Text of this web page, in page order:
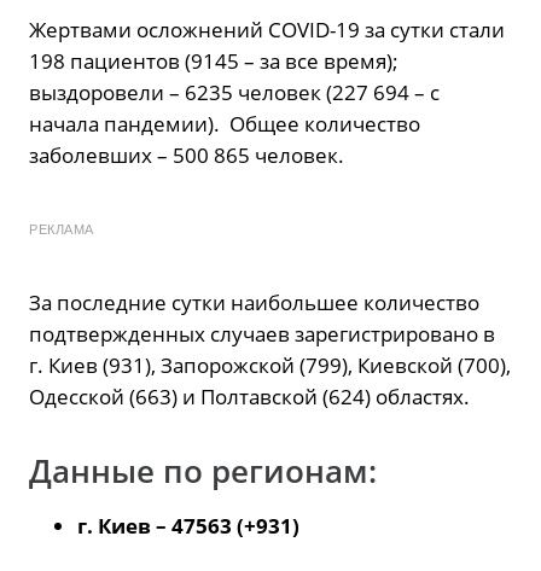
Жертвами осложнений COVID-19 за сутки стали
198 пациентов (9145 – за все время);
выздоровели – 6235 человек (227 694 – с
начала пандемии). Общее количество
заболевших – 500 865 человек.
РЕКЛАМА
За последние сутки наибольшее количество
подтвержденных случаев зарегистрировано в
г. Киев (931), Запорожской (799), Киевской (700),
Одесской (663) и Полтавской (624) областях.
Данные по регионам:
г. Киев – 47563 (+931)